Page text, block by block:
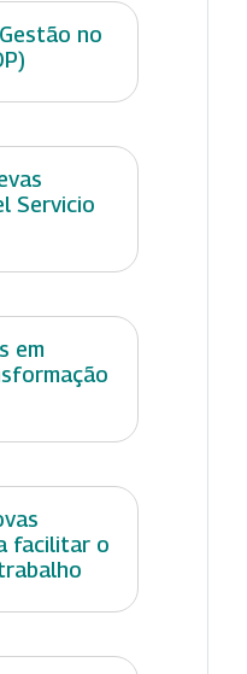
no
Servicio
em
facilitar o